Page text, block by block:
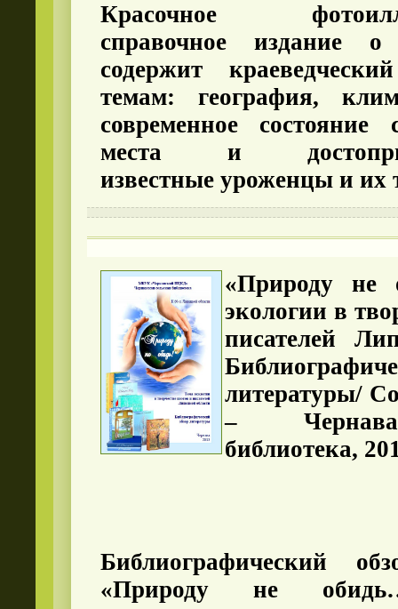
Красочное
справочное издание
содержит
темам: география,
современное состояние
места и
известные уроженцы и их
«Природу не
экологии в
писателей
литературы/
–
библиотека,
Библиографический
«Природу не